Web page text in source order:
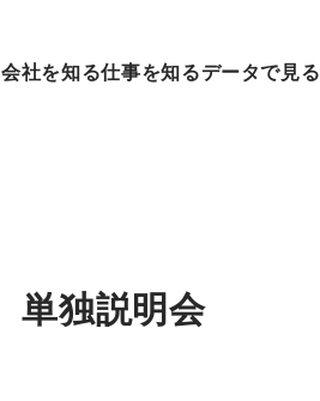
会社を知る仕事を知るデータで見る
単独説明会